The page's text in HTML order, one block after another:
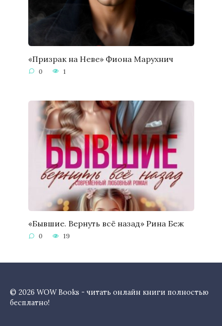
«Призрак на Неве» Фиона Марухнич
0 1
«Бывшие. Вернуть всё назад» Рина Беж
0 19
© 2026 WOW Books - читать онлайн книги полностью
бесплатно!